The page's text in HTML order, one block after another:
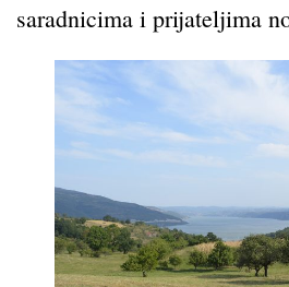
saradnicima i prijateljima